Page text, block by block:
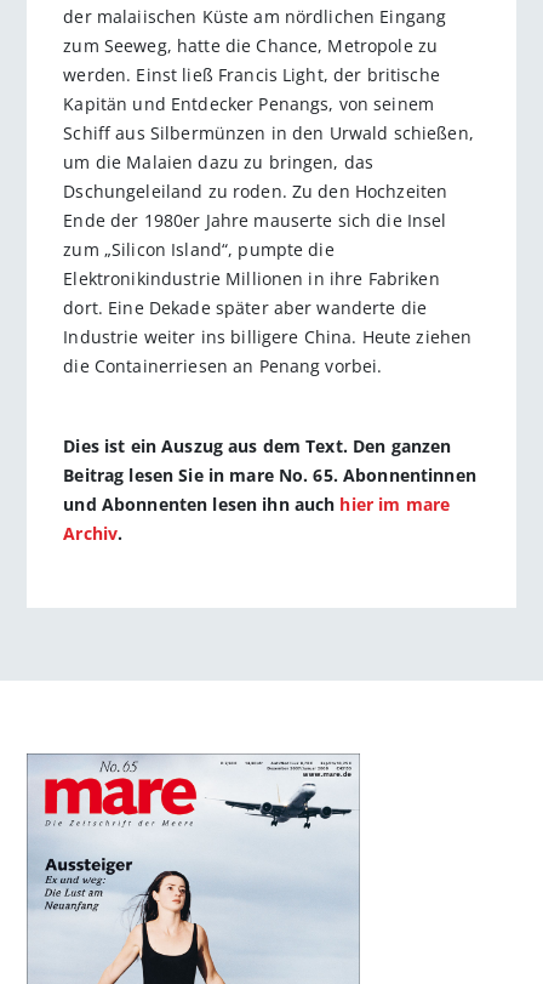
der malaiischen Küste am nördlichen Eingang
zum Seeweg, hatte die Chance, Metropole zu
werden. Einst ließ Francis Light, der britische
Kapitän und Entdecker Penangs, von seinem
Schiff aus Silbermünzen in den Urwald schießen,
um die Malaien dazu zu bringen, das
Dschungeleiland zu roden. Zu den Hochzeiten
Ende der 1980er Jahre mauserte sich die Insel
zum „Silicon Island“, pumpte die
Elektronikindustrie Millionen in ihre Fabriken
dort. Eine Dekade später aber wanderte die
Industrie weiter ins billigere China. Heute ziehen
die Containerriesen an Penang vorbei.
Dies ist ein Auszug aus dem Text. Den ganzen
Beitrag lesen Sie in mare No. 65. Abonnentinnen
und Abonnenten lesen ihn auch hier im mare
Archiv.